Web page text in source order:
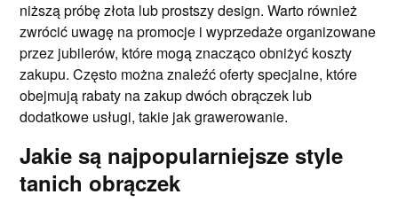
niższą próbę złota lub prostszy design. Warto również
zwrócić uwagę na promocje i wyprzedaże organizowane
przez jubilerów, które mogą znacząco obniżyć koszty
zakupu. Często można znaleźć oferty specjalne, które
obejmują rabaty na zakup dwóch obrączek lub
dodatkowe usługi, takie jak grawerowanie.
Jakie są najpopularniejsze style
tanich obrączek